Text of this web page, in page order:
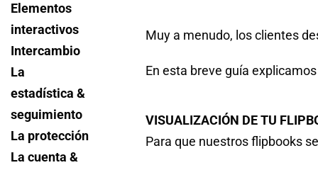
Elementos
interactivos
Intercambio
La
estadística &
seguimiento
La protección
La cuenta &
Muy a menudo, los clientes
En esta breve guía
VISUALIZACIÓN DE TU
Para que nuestros flipbooks